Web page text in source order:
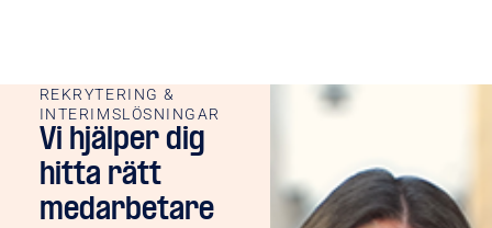
REKRYTERING &
INTERIMSLÖSNINGAR
Vi hjälper dig
hitta rätt
medarbetare